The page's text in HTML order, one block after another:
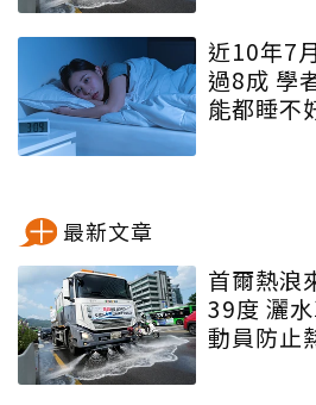
近10年7
過8成 學
能都睡不
最新文章
首爾熱浪
39度 灑
動員防止